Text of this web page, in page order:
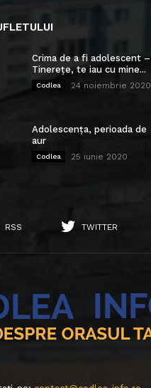
Crima de a fi adolescent –
Tinerețe, te iau cu mine...
Codlea 24 noiembrie 2020
Adolescența, perioada de
aur
Codlea 25 iunie 2020
RSS TWITTER